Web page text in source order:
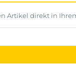
Artikel direkt in